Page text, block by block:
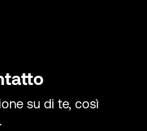
su di te, così